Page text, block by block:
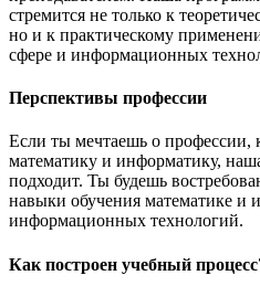
стремится не только к
но и к практическому
сфере и информационных
Перспективы профессии
Если ты мечтаешь о профессии,
математику и информатику,
подходит. Ты будешь
навыки обучения математике и
информационных технологий.
Как построен учебный